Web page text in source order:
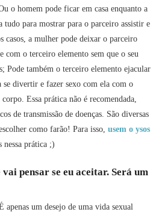
o homem pode ficar em casa enquanto a
para mostrar para o parceiro assistir e
casos, a mulher pode deixar o parceiro
com o terceiro elemento sem que o seu
Pode também o terceiro elemento ejacular
divertir e fazer sexo com ela com o
Essa prática não é recomendada,
de transmissão de doenças. São diversas
como farão! Para isso, usem o ysos
nessa prática ;)
pensar se eu aceitar. Será um
apenas um desejo de uma vida sexual